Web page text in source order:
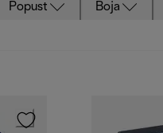
Popust Boja